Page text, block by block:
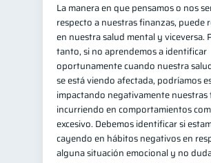
La manera en que pensamos o nos
respecto a nuestras finanzas, puede
en nuestra salud mental y viceversa.
tanto, si no aprendemos a identificar
oportunamente cuando nuestra
se está viendo afectada, podríamos
impactando negativamente nuestras
incurriendo en comportamientos
excesivo. Debemos identificar si
cayendo en hábitos negativos en
alguna situación emocional y no